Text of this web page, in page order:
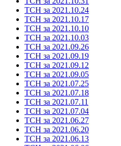
ТСН за 2021.10.24
ТСН за 2021.10.17
ТСН за 2021.10.10
ТСН за 2021.10.03
ТСН за 2021.09.26
ТСН за 2021.09.19
ТСН за 2021.09.12
ТСН за 2021.09.05
ТСН за 2021.07.25
ТСН за 2021.07.18
ТСН за 2021.07.11
ТСН за 2021.07.04
ТСН за 2021.06.27
ТСН за 2021.06.20
ТСН за 2021.06.13